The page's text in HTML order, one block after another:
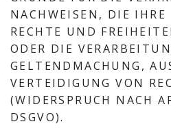
NACHWEISEN, DIE IHRE
RECHTE UND
ODER DIE
GELTENDMACHUNG,
VERTEIDIGUNG VON
(WIDERSPRUCH NACH
DSGVO).